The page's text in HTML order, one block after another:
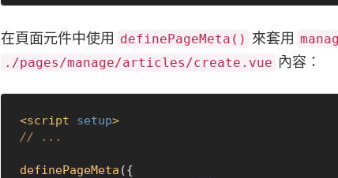
在頁面元件中使用 definePageMeta() 來套用
./pages/manage/articles/create.vue 內容：
<script setup>
// ...
definePageMeta ({